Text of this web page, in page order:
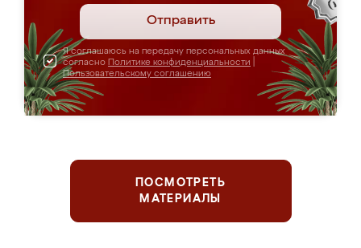
Отправить
Я соглашаюсь на передачу персональных данных
согласно Политике конфиденциальности
Пользовательскому соглашению
ПОСМОТРЕТЬ
МАТЕРИАЛЫ